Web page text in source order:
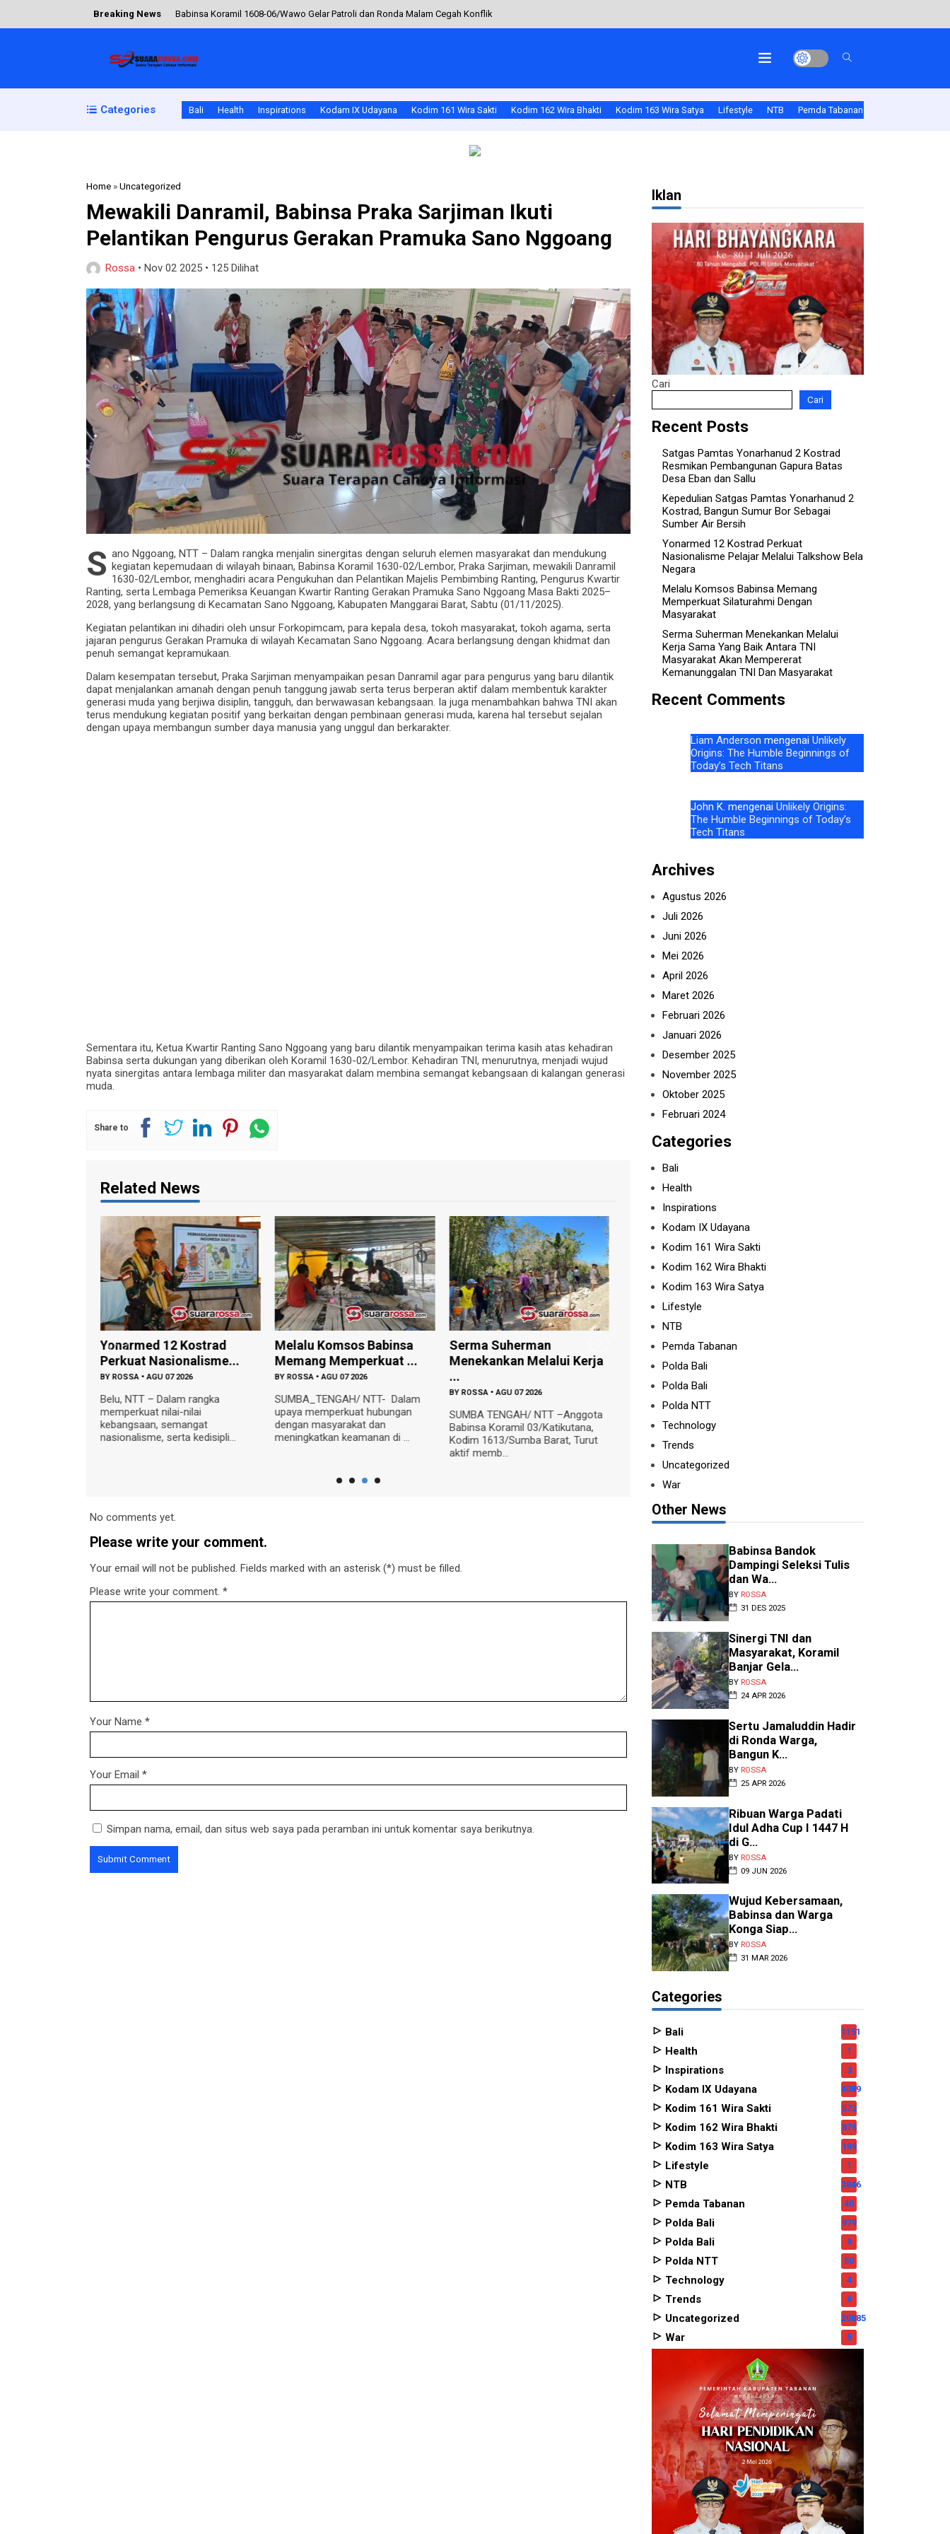
Breaking News Babinsa Koramil 1608-06/Wawo Gelar Patroli dan Ronda Malam Cegah Konflik
Pembinaan PBB Babinsa Perkuat Disiplin Siswa Sambut Hari Guru
Categories Bali Health Inspirations Kodam IX Udayana Kodim 161 Wira Sakti Kodim 162 Wira Bhakti Kodim 163 Wira Satya Lifestyle NTB Pemda Tabanan
Home »Uncategorized
Mewakili Danramil, Babinsa Praka Sarjiman Ikuti
Pelantikan Pengurus Gerakan Pramuka Sano Nggoang
Rossa • Nov 02 2025 • 125 Dilihat
S ano Nggoang, NTT – Dalam rangka menjalin sinergitas dengan seluruh elemen masyarakat dan mendukung
kegiatan kepemudaan di wilayah binaan, Babinsa Koramil 1630-02/Lembor, Praka Sarjiman, mewakili Danramil
1630-02/Lembor, menghadiri acara Pengukuhan dan Pelantikan Majelis Pembimbing Ranting, Pengurus Kwartir
Ranting, serta Lembaga Pemeriksa Keuangan Kwartir Ranting Gerakan Pramuka Sano Nggoang Masa Bakti 2025–
2028, yang berlangsung di Kecamatan Sano Nggoang, Kabupaten Manggarai Barat, Sabtu (01/11/2025).
Kegiatan pelantikan ini dihadiri oleh unsur Forkopimcam, para kepala desa, tokoh masyarakat, tokoh agama, serta
jajaran pengurus Gerakan Pramuka di wilayah Kecamatan Sano Nggoang. Acara berlangsung dengan khidmat dan
penuh semangat kepramukaan.
Dalam kesempatan tersebut, Praka Sarjiman menyampaikan pesan Danramil agar para pengurus yang baru dilantik
dapat menjalankan amanah dengan penuh tanggung jawab serta terus berperan aktif dalam membentuk karakter
generasi muda yang berjiwa disiplin, tangguh, dan berwawasan kebangsaan. Ia juga menambahkan bahwa TNI akan
terus mendukung kegiatan positif yang berkaitan dengan pembinaan generasi muda, karena hal tersebut sejalan
dengan upaya membangun sumber daya manusia yang unggul dan berkarakter.
Sementara itu, Ketua Kwartir Ranting Sano Nggoang yang baru dilantik menyampaikan terima kasih atas kehadiran
Babinsa serta dukungan yang diberikan oleh Koramil 1630-02/Lembor. Kehadiran TNI, menurutnya, menjadi wujud
nyata sinergitas antara lembaga militer dan masyarakat dalam membina semangat kebangsaan di kalangan generasi
muda.
Share to
Related News
Yonarmed 12 Kostrad
Perkuat Nasionalisme...
BY ROSSA •AGU 07 2026
Belu, NTT – Dalam rangka
memperkuat nilai-nilai
kebangsaan, semangat
nasionalisme, serta kedisipli...
Melalu Komsos Babinsa
Memang Memperkuat ...
BY ROSSA •AGU 07 2026
SUMBA_TENGAH/ NTT- Dalam
upaya memperkuat hubungan
dengan masyarakat dan
meningkatkan keamanan di ...
Serma Suherman
Menekankan Melalui Kerja
...
BY ROSSA •AGU 07 2026
SUMBA TENGAH/ NTT –Anggota
Babinsa Koramil 03/Katikutana,
Kodim 1613/Sumba Barat, Turut
aktif memb...
Babinsa Koramil 1608-
07/Monta Gembleng D...
Bima, 6 Agustus 2026 – Koramil
1608-07/Monta Kodim 1608/Bima
kembali menggelar latihan intensif
No comments yet.
Please write your comment.
Your email will not be published. Fields marked with an asterisk (*) must be filled.
Please write your comment. *
Your Name *
Your Email *
Simpan nama, email, dan situs web saya pada peramban ini untuk komentar saya berikutnya.
Iklan
Cari
Cari
Recent Posts
Satgas Pamtas Yonarhanud 2 Kostrad
Resmikan Pembangunan Gapura Batas
Desa Eban dan Sallu
Kepedulian Satgas Pamtas Yonarhanud 2
Kostrad, Bangun Sumur Bor Sebagai
Sumber Air Bersih
Yonarmed 12 Kostrad Perkuat
Nasionalisme Pelajar Melalui Talkshow Bela
Negara
Melalu Komsos Babinsa Memang
Memperkuat Silaturahmi Dengan
Masyarakat
Serma Suherman Menekankan Melalui
Kerja Sama Yang Baik Antara TNI
Masyarakat Akan Mempererat
Kemanunggalan TNI Dan Masyarakat
Recent Comments
Liam Anderson mengenai Unlikely
Origins: The Humble Beginnings of
Today’s Tech Titans
John K. mengenai Unlikely Origins:
The Humble Beginnings of Today’s
Tech Titans
Archives
Agustus 2026
Juli 2026
Juni 2026
Mei 2026
April 2026
Maret 2026
Februari 2026
Januari 2026
Desember 2025
November 2025
Oktober 2025
Februari 2024
Categories
Bali
Health
Inspirations
Kodam IX Udayana
Kodim 161 Wira Sakti
Kodim 162 Wira Bhakti
Kodim 163 Wira Satya
Lifestyle
NTB
Pemda Tabanan
Polda Bali
Polda Bali
Polda NTT
Technology
Trends
Uncategorized
War
Other News
‎Babinsa Bandok
Dampingi Seleksi Tulis
dan Wa...
BY ROSSA
31 DES 2025
Sinergi TNI dan
Masyarakat, Koramil
Banjar Gela...
BY ROSSA
24 APR 2026
Sertu Jamaluddin Hadir
di Ronda Warga,
Bangun K...
BY ROSSA
25 APR 2026
Ribuan Warga Padati
Idul Adha Cup I 1447 H
di G...
BY ROSSA
09 JUN 2026
Wujud Kebersamaan,
Babinsa dan Warga
Konga Siap...
BY ROSSA
31 MAR 2026
Categories
Bali 1151
Health 1
Inspirations 3
Kodam IX Udayana 4089
Kodim 161 Wira Sakti 572
Kodim 162 Wira Bhakti 876
Kodim 163 Wira Satya 199
Lifestyle 1
NTB 3846
Pemda Tabanan 40
Polda Bali 979
Polda Bali 9
Polda NTT 50
Technology 4
Trends 6
Uncategorized 20885
War 5